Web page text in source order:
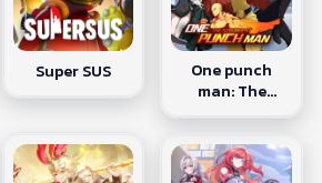
Super SUS
One punch
man: The
strongest